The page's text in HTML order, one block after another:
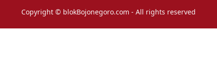
Copyright © blokBojonegoro.com - All rights reserved